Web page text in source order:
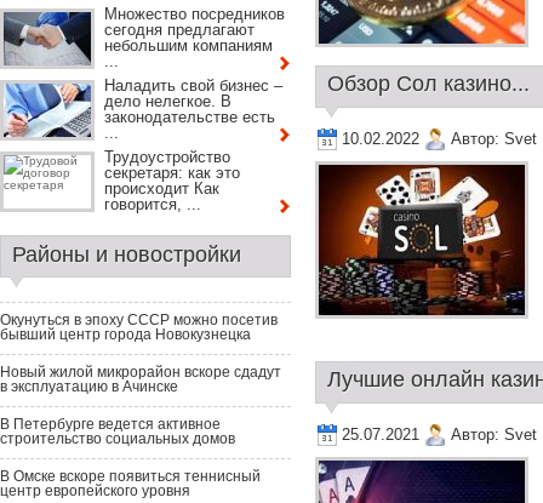
Обзор Сол казино...
10.02.2022 Автор: Svet
Лучшие онлайн
25.07.2021 Автор: Svet
Множество посредников
сегодня предлагают
небольшим компаниям
...
Наладить свой бизнес –
дело нелегкое. В
законодательстве есть
...
Трудоустройство
секретаря: как это
происходит Как
говорится, ...
Районы и новостройки
Окунуться в эпоху СССР можно посетив
бывший центр города Новокузнецка
Новый жилой микрорайон вскоре сдадут
в эксплуатацию в Ачинске
В Петербурге ведется активное
строительство социальных домов
В Омске вскоре появиться теннисный
центр европейского уровня